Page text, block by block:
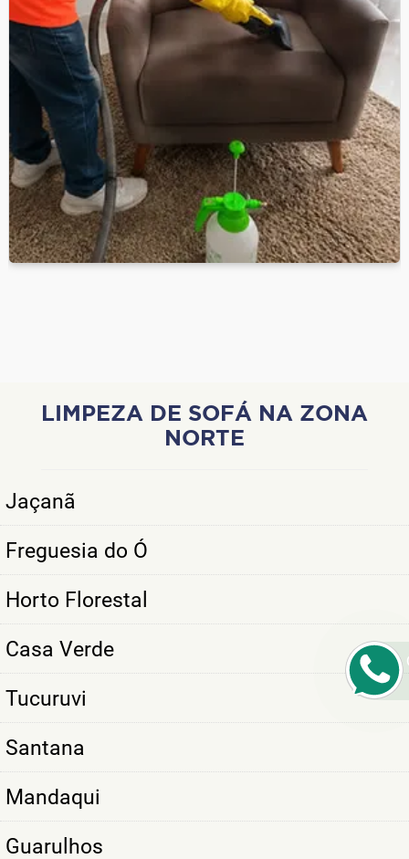
LIMPEZA DE SOFÁ NA ZONA
NORTE
Jaçanã
Freguesia do Ó
Horto Florestal
Casa Verde
Tucuruvi
Santana
Mandaqui
Guarulhos